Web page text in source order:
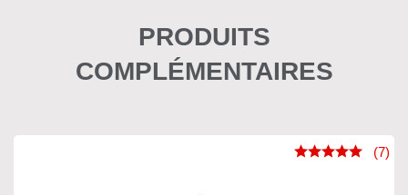
PRODUITS
COMPLÉMENTAIRES
(7)